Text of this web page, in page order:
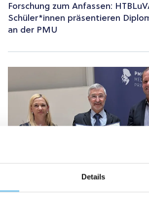
Details
Forschung zum Anfassen:
Schüler*innen präsentieren
an der PMU